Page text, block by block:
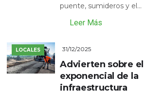
puente, sumideros y el...
Leer Más
LOCALES 31/12/2025
Advierten sobre
exponencial de la
infraestructura